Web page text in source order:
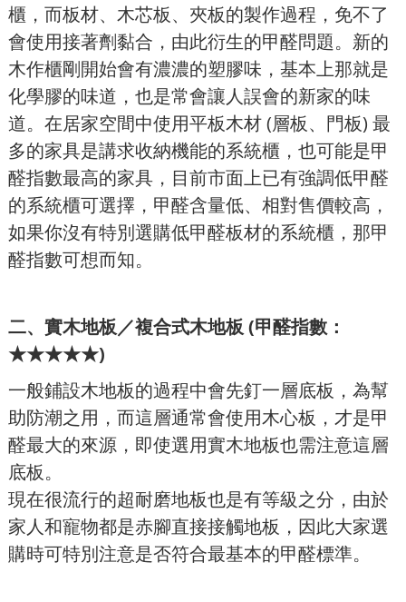
櫃，而板材、木芯板、夾板的製作過程，免不了
會使用接著劑黏合，由此衍生的甲醛問題。新的
木作櫃剛開始會有濃濃的塑膠味，基本上那就是
化學膠的味道，也是常會讓人誤會的新家的味
道。在居家空間中使用平板木材 (層板、門板) 最
多的家具是講求收納機能的系統櫃，也可能是甲
醛指數最高的家具，目前市面上已有強調低甲醛
的系統櫃可選擇，甲醛含量低、相對售價較高，
如果你沒有特別選購低甲醛板材的系統櫃，那甲
醛指數可想而知。
二、 實木地板／複合式木地板 (甲醛指數：
★★★★★)
一般鋪設木地板的過程中會先釘一層底板，為幫
助防潮之用，而這層通常會使用木心板，才是甲
醛最大的來源，即使選用實木地板也需注意這層
底板。
現在很流行的超耐磨地板也是有等級之分，由於
家人和寵物都是赤腳直接接觸地板，因此大家選
購時可特別注意是否符合最基本的甲醛標準。